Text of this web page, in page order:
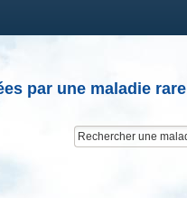
par une maladie rare